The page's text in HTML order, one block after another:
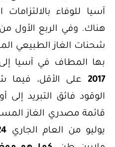
آسيا للوفاء
هناك. وفي الربع الأول
شحنات الغاز الطبيعي
بها المطاف في آسيا
2017على الأقل، فيما
الوقود فائق التبريد إلى
قائمة مصدري الغاز
يوليو من العام الجاري